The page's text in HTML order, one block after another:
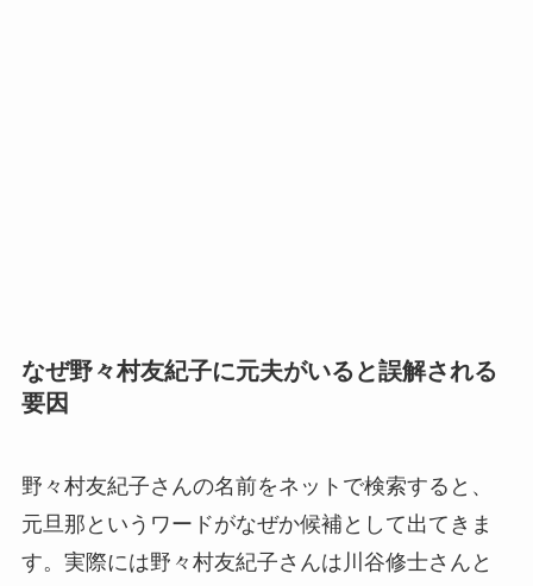
なぜ野々村友紀子に元夫がいると誤解される
要因
野々村友紀子さんの名前をネットで検索すると、
元旦那というワードがなぜか候補として出てきま
す。実際には野々村友紀子さんは川谷修士さんと